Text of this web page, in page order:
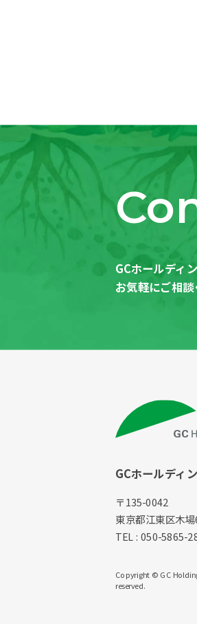
GCホールディ
お気軽にご相談
GCホールディ
〒135-0042
東京都江東区木
TEL : 050-5865-
Copyright © GC
reserved.